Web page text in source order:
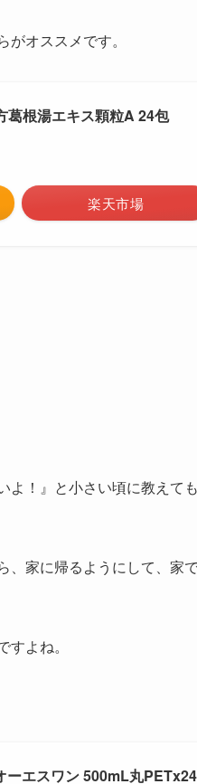
オススメです。
葛根湯エキス顆粒A 24包
楽天市場
よ！』と小さい頃に教えて
、家に帰るようにして、家
よね。
ーエスワン 500mL丸